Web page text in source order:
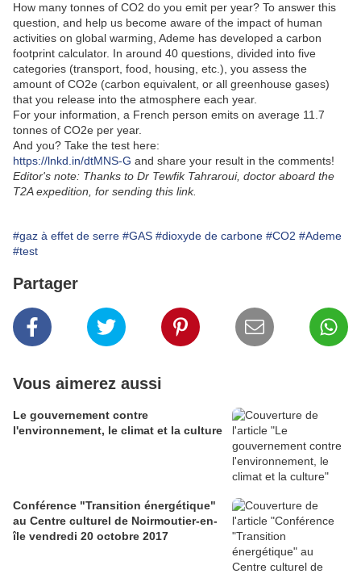
How many tonnes of CO2 do you emit per year? To answer this
question, and help us become aware of the impact of human
activities on global warming, Ademe has developed a carbon
footprint calculator. In around 40 questions, divided into five
categories (transport, food, housing, etc.), you assess the
amount of CO2e (carbon equivalent, or all greenhouse gases)
that you release into the atmosphere each year.
For your information, a French person emits on average 11.7
tonnes of CO2e per year.
And you? Take the test here:
https://lnkd.in/dtMNS-G and share your result in the comments!
Editor's note: Thanks to Dr Tewfik Tahraroui, doctor aboard the
T2A expedition, for sending this link.
#gaz à effet de serre #GAS #dioxyde de carbone #CO2 #Ademe
#test
Partager
Vous aimerez aussi
Le gouvernement contre
l'environnement, le climat et la culture
Conférence "Transition énergétique"
au Centre culturel de Noirmoutier-en-
île vendredi 20 octobre 2017